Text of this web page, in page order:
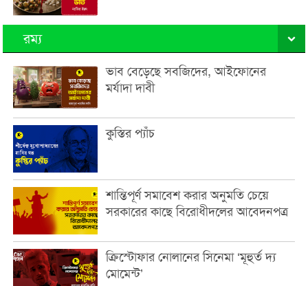
রম্য
ভাব বেড়েছে সবজিদের, আইফোনের
মর্যাদা দাবী
কুস্তির প্যাঁচ
শান্তিপূর্ণ সমাবেশ করার অনুমতি চেয়ে
সরকারের কাছে বিরোধীদলের আবেদনপত্র
ক্রিস্টোফার নোলানের সিনেমা ‘মূহুর্ত দ্য
মোমেন্ট’